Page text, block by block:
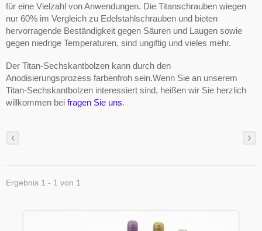
für eine Vielzahl von Anwendungen. Die Titanschrauben wiegen
nur 60% im Vergleich zu Edelstahlschrauben und bieten
hervorragende Beständigkeit gegen Säuren und Laugen sowie
gegen niedrige Temperaturen, sind ungiftig und vieles mehr.
Der Titan-Sechskantbolzen kann durch den
Anodisierungsprozess farbenfroh sein.Wenn Sie an unserem
Titan-Sechskantbolzen interessiert sind, heißen wir Sie herzlich
willkommen bei fragen Sie uns.
Ergebnis 1 - 1 von 1